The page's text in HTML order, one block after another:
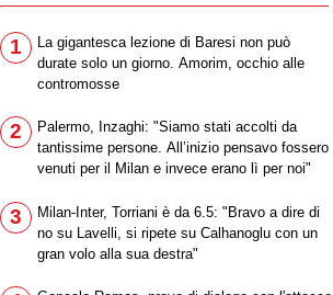
1
La gigantesca lezione di Baresi non può
durate solo un giorno. Amorim, occhio alle
contromosse
2
Palermo, Inzaghi: "Siamo stati accolti da
tantissime persone. All’inizio pensavo fossero
venuti per il Milan e invece erano lì per noi"
3
Milan-Inter, Torriani è da 6.5: "Bravo a dire di
no su Lavelli, si ripete su Calhanoglu con un
gran volo alla sua destra"